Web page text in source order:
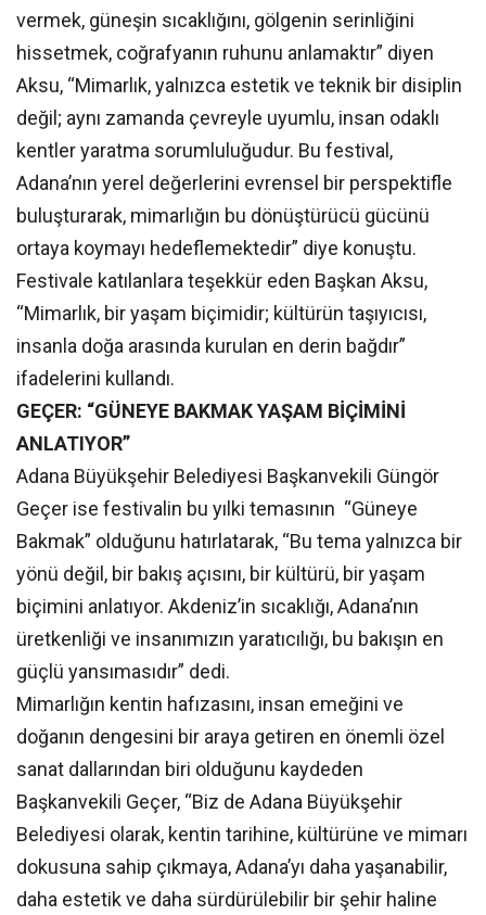
vermek, güneşin sıcaklığını, gölgenin serinliğini
hissetmek, coğrafyanın ruhunu anlamaktır” diyen
Aksu, “Mimarlık, yalnızca estetik ve teknik bir disiplin
değil; aynı zamanda çevreyle uyumlu, insan odaklı
kentler yaratma sorumluluğudur. Bu festival,
Adana’nın yerel değerlerini evrensel bir perspektifle
buluşturarak, mimarlığın bu dönüştürücü gücünü
ortaya koymayı hedeflemektedir” diye konuştu.
Festivale katılanlara teşekkür eden Başkan Aksu,
“Mimarlık, bir yaşam biçimidir; kültürün taşıyıcısı,
insanla doğa arasında kurulan en derin bağdır”
ifadelerini kullandı.
GEÇER: “GÜNEYE BAKMAK YAŞAM BİÇİMİNİ
ANLATIYOR”
Adana Büyükşehir Belediyesi Başkanvekili Güngör
Geçer ise festivalin bu yılki temasının “Güneye
Bakmak” olduğunu hatırlatarak, “Bu tema yalnızca bir
yönü değil, bir bakış açısını, bir kültürü, bir yaşam
biçimini anlatıyor. Akdeniz’in sıcaklığı, Adana’nın
üretkenliği ve insanımızın yaratıcılığı, bu bakışın en
güçlü yansımasıdır” dedi.
Mimarlığın kentin hafızasını, insan emeğini ve
doğanın dengesini bir araya getiren en önemli özel
sanat dallarından biri olduğunu kaydeden
Başkanvekili Geçer, “Biz de Adana Büyükşehir
Belediyesi olarak, kentin tarihine, kültürüne ve mimarı
dokusuna sahip çıkmaya, Adana’yı daha yaşanabilir,
daha estetik ve daha sürdürülebilir bir şehir haline